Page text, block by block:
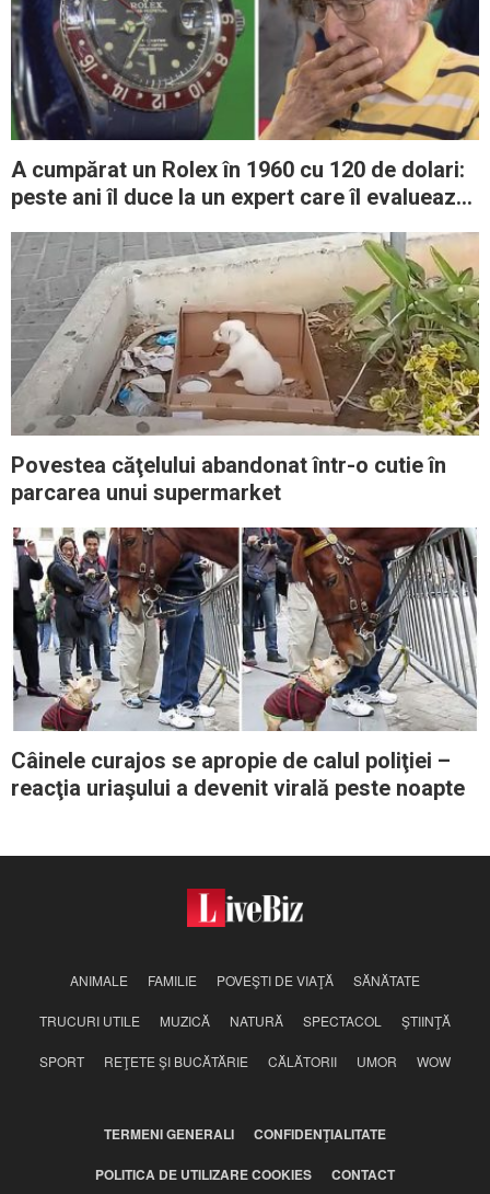
A cumpărat un Rolex în 1960 cu 120 de dolari:
peste ani îl duce la un expert care îl evaluează
Povestea căţelului abandonat într-o cutie în
parcarea unui supermarket
Câinele curajos se apropie de calul poliţiei –
reacţia uriaşului a devenit virală peste noapte
ANIMALE FAMILIE POVEŞTI DE VIAŢĂ SĂNĂTATE
TRUCURI UTILE MUZICĂ NATURĂ SPECTACOL ŞTIINŢĂ
SPORT REŢETE ŞI BUCĂTĂRIE CĂLĂTORII UMOR WOW
TERMENI GENERALI CONFIDENŢIALITATE
POLITICA DE UTILIZARE COOKIES CONTACT